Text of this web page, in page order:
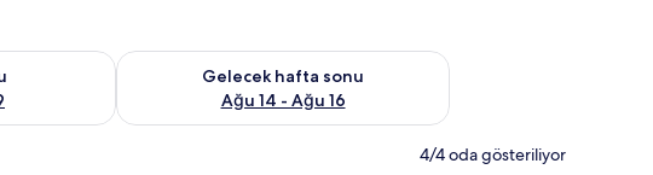
kontrol et Ağu 7 - Ağu 9
Gelecek hafta sonu
Ağu 14 - Ağu 16
Önümüzdeki hafta sonu için müsaitliği kontrol et Ağu 14 -
4/4 oda gösteriliyor